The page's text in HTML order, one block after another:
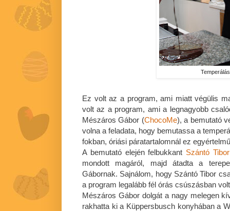
Temperálás
Ez volt az a program, ami miatt végülis
volt az a program, ami a legnagyobb
Mészáros Gábor (ChocoMe), a bemutató
volna a feladata, hogy bemutassa a
fokban, óriási páratartalomnál ez
A bemutató elején felbukkant Szántó Tibor
mondott magáról, majd átadta a
Gábornak. Sajnálom, hogy Szántó Tibor
a program legalább fél órás csúszásban
Mészáros Gábor dolgát a nagy melegen
rakhatta ki a Küppersbusch konyhában a